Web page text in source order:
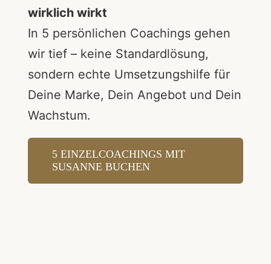
wirklich wirkt
In 5 persönlichen Coachings gehen
wir tief – keine Standardlösung,
sondern echte Umsetzungshilfe für
Deine Marke, Dein Angebot und Dein
Wachstum.
5 EINZELCOACHINGS MIT
SUSANNE BUCHEN